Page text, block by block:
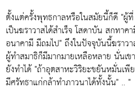
ตั้งแต่ครั้งพุทธกาลหรือในสมัยนี้ก็ดี "ผู้ที่
เป็นฆราวาสได้สำเร็จ โสดาบัน สกทาค
อนาคามี มีถมไป" ถึงในปัจจุบันนี้ฆราว
ผู้ทำสมาธิก็มีมากมายเหลือหลาย นั่นเขา
ยังทำได้ "ถ้าอุตสาหะวิริยะขยันหมั่นเพี
มีศรัทธาแก่กล้าทำภาวนาได้ทั้งนั้น" .. "